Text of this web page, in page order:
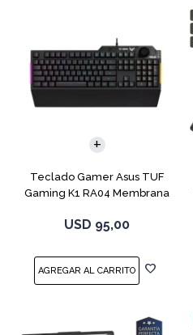
Teclado Gamer Asus TUF
Gaming K1 RA04 Membrana
USD 95,00